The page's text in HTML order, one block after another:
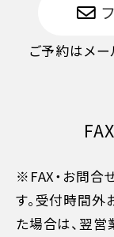
ご予約はメ
FAX
※FAX・お問合
す。受付時間外
た場合は、翌